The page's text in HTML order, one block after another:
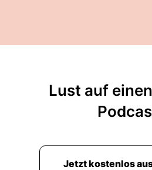
Lust auf
Jetzt kostenlos